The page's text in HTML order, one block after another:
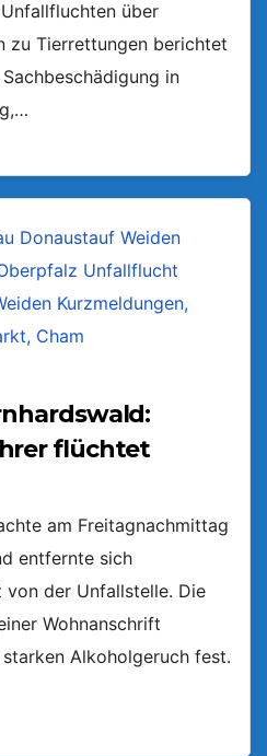
über
zu Tierrettungen berichtet
in
flüchtet
am Freitagnachmittag
entfernte sich
von der Unfallstelle. Die
Wohnanschrift
Alkoholgeruch fest.